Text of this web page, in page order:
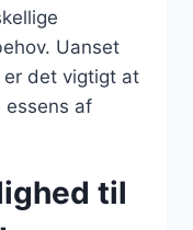
Uanset
det vigtigt at
af
til